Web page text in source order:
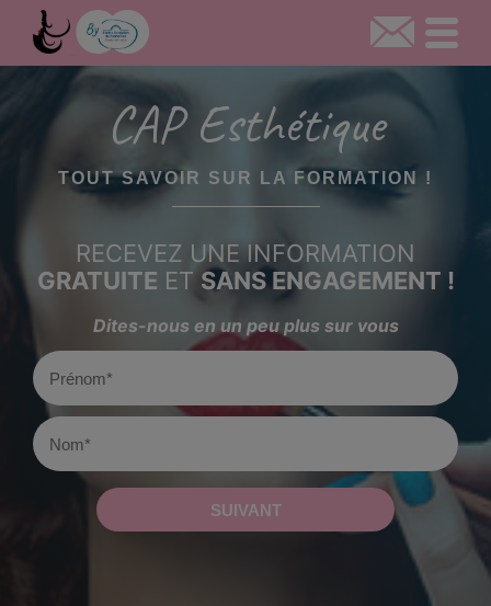
CAP Esthétique
TOUT SAVOIR SUR LA FORMATION !
RECEVEZ UNE INFORMATION
GRATUITE ET SANS ENGAGEMENT !
Dites-nous en un peu plus sur vous